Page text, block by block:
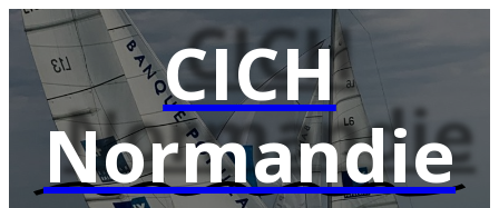
Aller
au
contenu
CICH
Normandie